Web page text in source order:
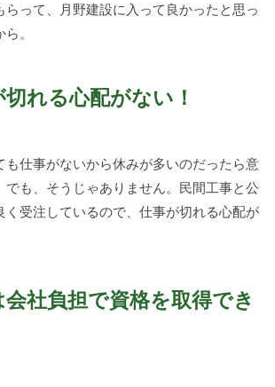
らって、月野建設に入って良かったと思っ
。
れる心配がない！
も仕事がないから休みが多いのだったら意
でも、そうじゃありません。民間工事と公
く受注しているので、仕事が切れる心配が
会社負担で資格を取得でき